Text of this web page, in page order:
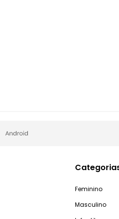
Feminino
Masculino